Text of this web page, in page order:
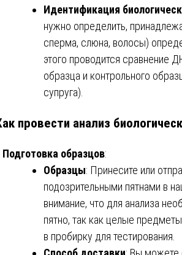
Идентификация
нужно определить,
сперма, слюна, волосы)
этого проводится сравнение
образца и контрольного
супруга).
провести анализ
Подготовка образцов:
Образцы: Принесите или
подозрительными пятнами в
внимание, что для анализа
пятно, так как целые
в пробирку для тестирования.